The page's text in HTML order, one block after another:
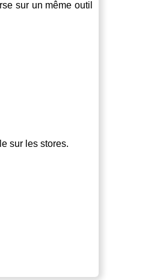
sur un même outil
sur les stores.